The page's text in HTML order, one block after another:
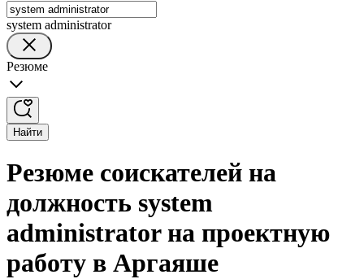
system administrator
Резюме
Найти
Резюме соискателей на
должность system
administrator на проектную
работу в Аргаяше